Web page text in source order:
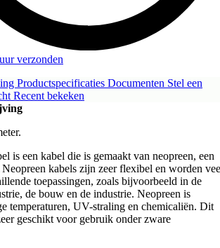
verzonden
Productspecificaties Documenten Stel een
Recent bekeken
is een kabel die is gemaakt van neopreen, een
kabels zijn zeer flexibel en worden
toepassingen, zoals bijvoorbeeld in de
de bouw en de industrie. Neopreen is
temperaturen, UV-straling en chemicaliën. Dit
geschikt voor gebruik onder zware